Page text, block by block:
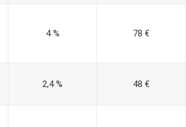
4 % 78 €
2,4 % 48 €